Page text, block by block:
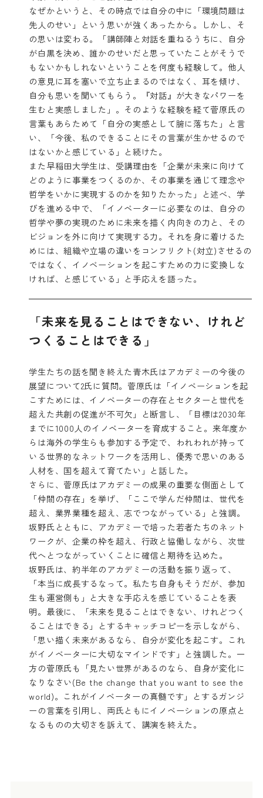
なぜかというと、その時点では自分の中に「環境問題は
先人のせい」という思いが強くあったから。しかし、そ
の思いは変わる。「講師陣と対話を重ねるうちに、自分
が白黒を決め、誰かのせいだと思っていたことがそうで
もないかもしれないということを何度も経験して。他人
の意見に耳を塞いで立ち止まるのではなく、耳を傾け、
自分も思いを聞いてもらう。『対話』が大きなパワーを
生むと実感しました」。そのような経験を経て菅原氏の
言葉もあらためて「自分の実感として腑に落ちた」と言
い、「今後、私のできることにその言葉が生かせるので
はないかと感じている」と続けた。
また早稲田大学生は、受講理由を「企業が未来に向けて
どのように事業をつくるのか、その事業を通じて理念や
哲学をいかに実現するのかを知りたかった」と述べ、学
びを進める中で、「イノベーターに必要なのは、自分の
哲学や夢の実現のために未来を描く内向きの力と、その
ビジョンを外に向けて実現する力。それを身に着けるた
めには、組織や立場の違いをコンフリクト(対立)させるの
ではなく、イノベーションを起こすための力に変換しな
ければ、と感じている」と手応えを語った。
「未来を見ることはできない、けれど
つくることはできる」
学生たちの話を聞き終えた青木氏はアカデミーの今後の
展望について2氏に質問。菅原氏は「イノベーションを起
こすためには、イノベーターの存在とセクターと世代を
超えた共創の促進が不可欠」と断言し、「目標は2030年
までに1000人のイノベーターを育成すること。来年度か
らは海外の学生らも参加する予定で、われわれが持って
いる世界的なネットワークを活用し、優秀で思いのある
人材を、国を超えて育てたい」と話した。
さらに、菅原氏はアカデミーの成果の重要な側面として
「仲間の存在」を挙げ、「ここで学んだ仲間は、世代を
超え、業界業種を超え、志でつながっている」と強調。
坂野氏とともに、アカデミーで培った若者たちのネット
ワークが、企業の枠を超え、行政と協働しながら、次世
代へとつながっていくことに確信と期待を込めた。
坂野氏は、約半年のアカデミーの活動を振り返って、
「本当に成長するなって。私たち自身もそうだが、参加
生も運営側も」と大きな手応えを感じていることを表
明。最後に、「未来を見ることはできない、けれどつく
ることはできる」とするキャッチコピーを示しながら、
「思い描く未来があるなら、自分が変化を起こす。これ
がイノベーターに大切なマインドです」と強調した。一
方の菅原氏も「見たい世界があるのなら、自身が変化に
なりなさい(Be the change that you want to see the
world)。これがイノベーターの真髄です」とするガンジ
ーの言葉を引用し、両氏ともにイノベーションの原点と
なるものの大切さを訴えて、講演を終えた。